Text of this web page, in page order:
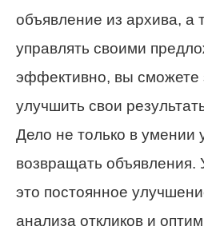
объявление из архива, а
управлять своими
эффективно, вы сможете
улучшить свои
Дело не только в умении
возвращать
это постоянное
анализа откликов и